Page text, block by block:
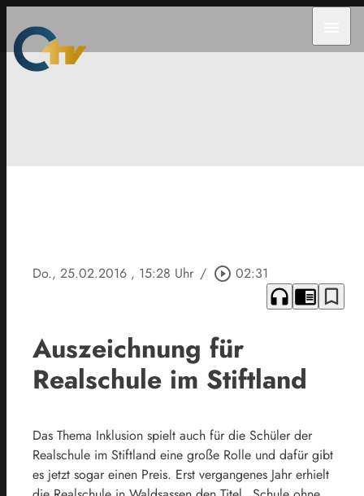
Do., 25.02.2016 , 15:28 Uhr / play_circle_outline 02:31
headphones chrome_reader_mode bookmark_border
Auszeichnung für
Realschule im Stiftland
Das Thema Inklusion spielt auch für die Schüler der
Realschule im Stiftland eine große Rolle und dafür gibt
es jetzt sogar einen Preis. Erst vergangenes Jahr erhielt